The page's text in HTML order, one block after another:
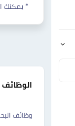
* يمكنك
الوظائف
وظائف